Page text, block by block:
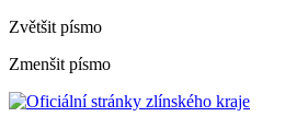
Zvětšit písmo
Zmenšit písmo